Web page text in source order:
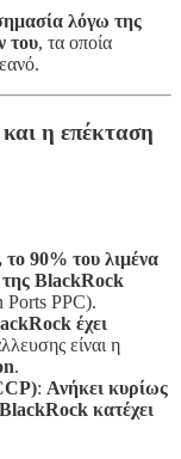
λόγω της
του, τα οποία
η επέκταση
90% του λιμένα
της BlackRock
Ports PPC).
έχει
είναι η
.
: Ανήκει κυρίως
κατέχει